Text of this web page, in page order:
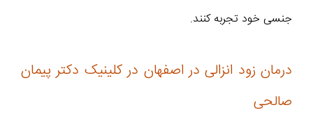
جنسی خود تجربه کنند.
درمان زود انزالی در اصفهان در کلینیک دکتر پیمان
صالحی